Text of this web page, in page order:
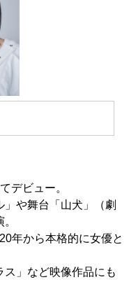
デビュー。
や舞台「山犬」（劇
年から本格的に女優と
」など映像作品にも